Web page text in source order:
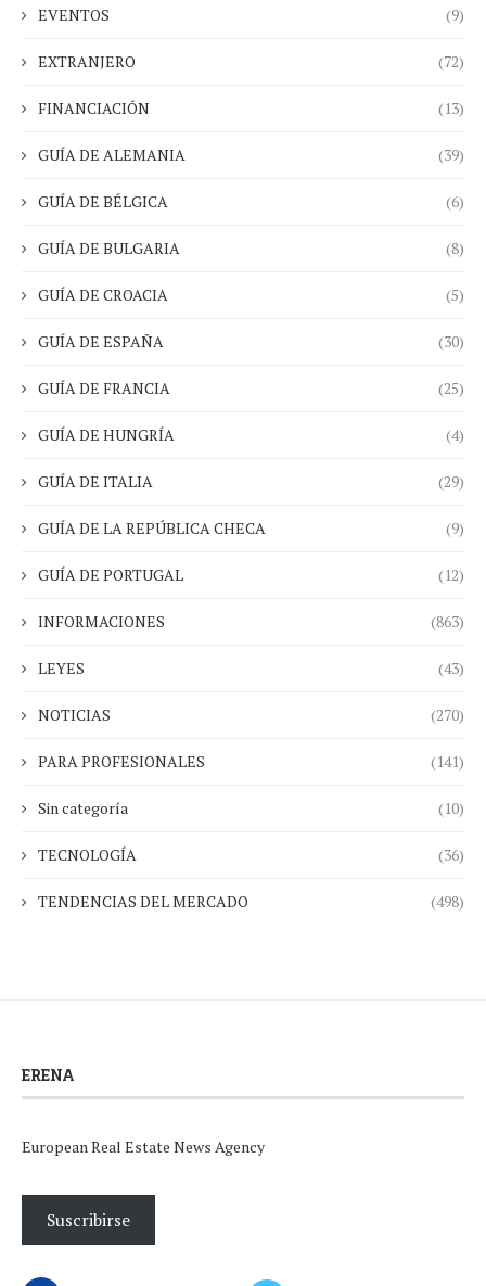
EVENTOS (9)
EXTRANJERO (72)
FINANCIACIÓN (13)
GUÍA DE ALEMANIA (39)
GUÍA DE BÉLGICA (6)
GUÍA DE BULGARIA (8)
GUÍA DE CROACIA (5)
GUÍA DE ESPAÑA (30)
GUÍA DE FRANCIA (25)
GUÍA DE HUNGRÍA (4)
GUÍA DE ITALIA (29)
GUÍA DE LA REPÚBLICA CHECA (9)
GUÍA DE PORTUGAL (12)
INFORMACIONES (863)
LEYES (43)
NOTICIAS (270)
PARA PROFESIONALES (141)
Sin categoría (10)
TECNOLOGÍA (36)
TENDENCIAS DEL MERCADO (498)
ERENA
European Real Estate News Agency
Suscribirse